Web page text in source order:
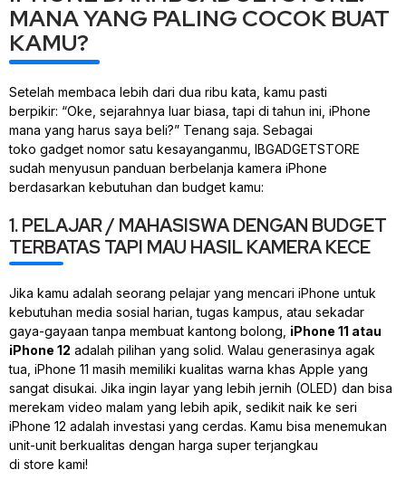
MANA YANG PALING COCOK BUAT
KAMU?
Setelah membaca lebih dari dua ribu kata, kamu pasti
berpikir: “Oke, sejarahnya luar biasa, tapi di tahun ini, iPhone
mana yang harus saya beli?” Tenang saja. Sebagai
toko gadget nomor satu kesayanganmu, IBGADGETSTORE
sudah menyusun panduan berbelanja kamera iPhone
berdasarkan kebutuhan dan budget kamu:
1. PELAJAR / MAHASISWA DENGAN BUDGET
TERBATAS TAPI MAU HASIL KAMERA KECE
Jika kamu adalah seorang pelajar yang mencari iPhone untuk
kebutuhan media sosial harian, tugas kampus, atau sekadar
gaya-gayaan tanpa membuat kantong bolong, iPhone 11 atau
iPhone 12 adalah pilihan yang solid. Walau generasinya agak
tua, iPhone 11 masih memiliki kualitas warna khas Apple yang
sangat disukai. Jika ingin layar yang lebih jernih (OLED) dan bisa
merekam video malam yang lebih apik, sedikit naik ke seri
iPhone 12 adalah investasi yang cerdas. Kamu bisa menemukan
unit-unit berkualitas dengan harga super terjangkau
di store kami!